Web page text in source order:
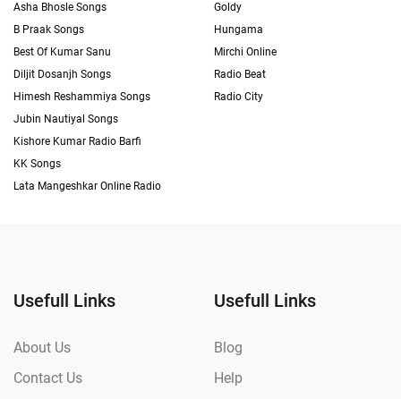
Asha Bhosle Songs
B Praak Songs
Best Of Kumar Sanu
Diljit Dosanjh Songs
Himesh Reshammiya Songs
Jubin Nautiyal Songs
Kishore Kumar Radio Barfi
KK Songs
Lata Mangeshkar Online Radio
Goldy
Hungama
Mirchi Online
Radio Beat
Radio City
Usefull Links
About Us
Contact Us
Usefull Links
Blog
Help